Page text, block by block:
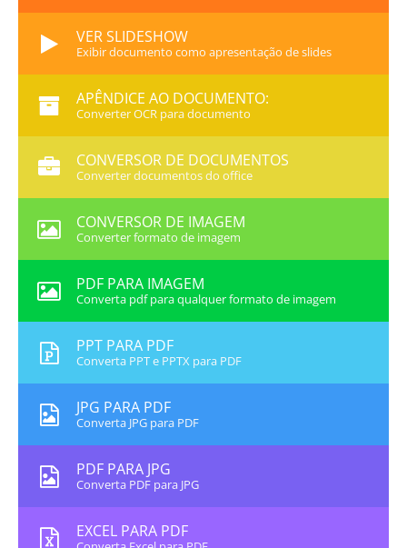
VER SLIDESHOW
Exibir documento como apresentação de slides
APÊNDICE AO DOCUMENTO:
Converter OCR para documento
CONVERSOR DE DOCUMENTOS
Converter documentos do office
CONVERSOR DE IMAGEM
Converter formato de imagem
PDF PARA IMAGEM
Converta pdf para qualquer formato de imagem
PPT PARA PDF
Converta PPT e PPTX para PDF
JPG PARA PDF
Converta JPG para PDF
PDF PARA JPG
Converta PDF para JPG
EXCEL PARA PDF